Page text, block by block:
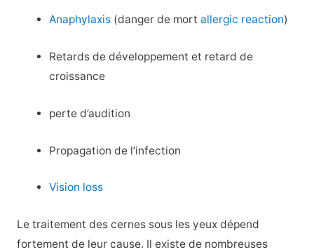
Anaphylaxis (danger de mortallergic reaction)
Retards de développement et retard de
croissance
perte d’audition
Propagation de l’infection
Vision loss
Le traitement des cernes sous les yeux dépend
fortement de leur cause. Il existe de nombreuses